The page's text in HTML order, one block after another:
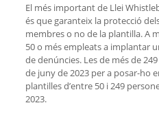
El més important de Llei
és que garanteix la protecció
membres o no de la plantilla. A
50 o més empleats a implantar
de denúncies. Les de més de
de juny de 2023 per a posar-ho
plantilles d’entre 50 i 249
2023.